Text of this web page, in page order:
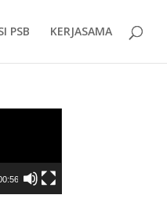
PSB KERJASAMA